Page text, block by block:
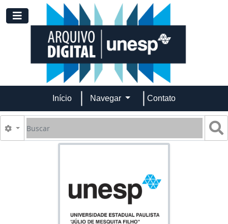
Skip to main content
Toggle navigation
Início Navegar Contato
Buscar
Opções de busca